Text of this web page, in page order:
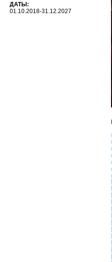
ДАТЫ:
01.10.2018-31.12.2027